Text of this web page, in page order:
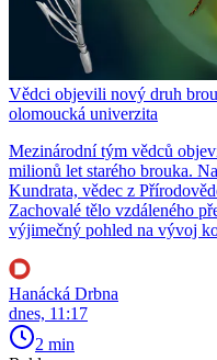
Vědci objevili nový druh
olomoucká univerzita
Mezinárodní tým vědců
milionů let starého brouka.
Kundrata, vědec z
Zachovalé tělo vzdáleného
výjimečný pohled na vývoj
Hanácká Drbna
dnes, 11:17
2 min